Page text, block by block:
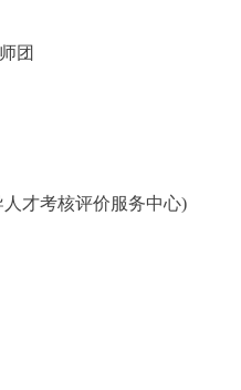
团
才考核评价服务中心)